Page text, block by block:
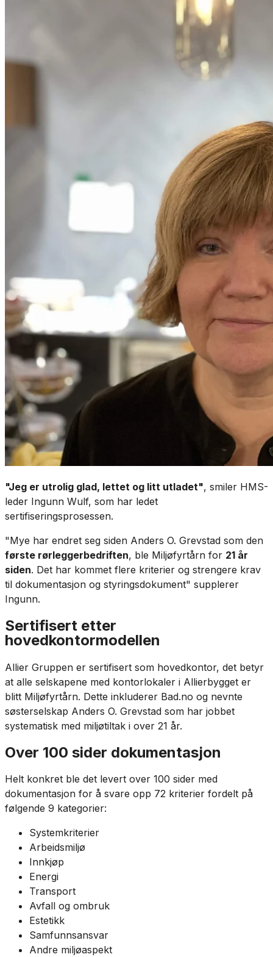
"Jeg er utrolig glad, lettet og litt utladet", smiler HMS-
leder Ingunn Wulf, som har ledet
sertifiseringsprosessen.
"Mye har endret seg siden Anders O. Grevstad som den
første rørleggerbedriften, ble Miljøfyrtårn for 21 år
siden. Det har kommet flere kriterier og strengere krav
til dokumentasjon og styringsdokument" supplerer
Ingunn.
Sertifisert etter
hovedkontormodellen
Allier Gruppen er sertifisert som hovedkontor, det betyr
at alle selskapene med kontorlokaler i Allierbygget er
blitt Miljøfyrtårn. Dette inkluderer Bad.no og nevnte
søsterselskap Anders O. Grevstad som har jobbet
systematisk med miljøtiltak i over 21 år.
Over 100 sider dokumentasjon
Helt konkret ble det levert over 100 sider med
dokumentasjon for å svare opp 72 kriterier fordelt på
følgende 9 kategorier:
Systemkriterier
Arbeidsmiljø
Innkjøp
Energi
Transport
Avfall og ombruk
Estetikk
Samfunnsansvar
Andre miljøaspekt